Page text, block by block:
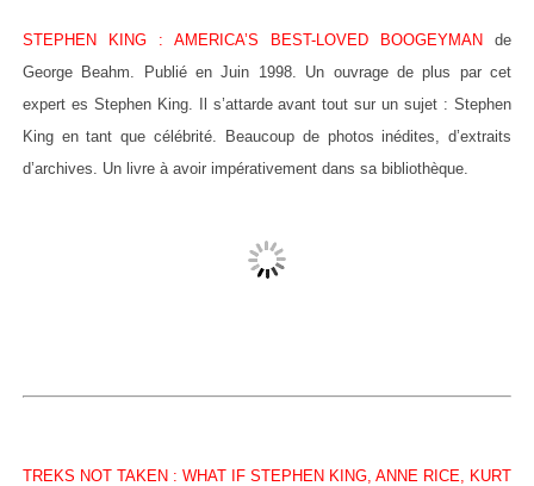
STEPHEN KING : AMERICA’S BEST-LOVED BOOGEYMAN de
George Beahm. Publié en Juin 1998. Un ouvrage de plus par cet
expert es Stephen King. Il s’attarde avant tout sur un sujet : Stephen
King en tant que célébrité. Beaucoup de photos inédites, d’extraits
d’archives. Un livre à avoir impérativement dans sa bibliothèque.
TREKS NOT TAKEN : WHAT IF STEPHEN KING, ANNE RICE, KURT